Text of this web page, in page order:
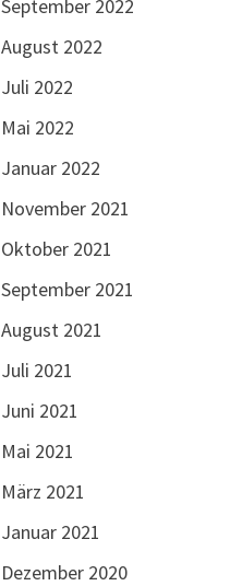
September 2022
August 2022
Juli 2022
Mai 2022
Januar 2022
November 2021
Oktober 2021
September 2021
August 2021
Juli 2021
Juni 2021
Mai 2021
März 2021
Januar 2021
Dezember 2020